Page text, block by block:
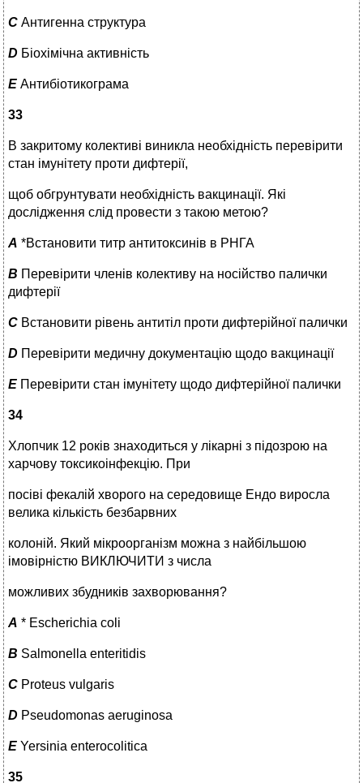
C Антигенна структура
D Біохімічна активність
E Антибіотикограма
33
В закритому колективі виникла необхідність перевірити
стан імунітету проти дифтерії,
щоб обгрунтувати необхідність вакцинації. Які
дослідження слід провести з такою метою?
A *Встановити титр антитоксинів в РНГА
B Перевірити членів колективу на носійство палички
дифтерії
C Встановити рівень антитіл проти дифтерійної палички
D Перевірити медичну документацію щодо вакцинації
E Перевірити стан імунітету щодо дифтерійної палички
34
Хлопчик 12 років знаходиться у лікарні з підозрою на
харчову токсикоінфекцію. При
посіві фекалій хворого на середовище Ендо виросла
велика кількість безбарвних
колоній. Який мікроорганізм можна з найбільшою
імовірністю ВИКЛЮЧИТИ з числа
можливих збудників захворювання?
A * Escherichia coli
B Salmonella enteritidis
C Proteus vulgaris
D Pseudomonas aeruginosa
E Yersinia enterocolitica
35